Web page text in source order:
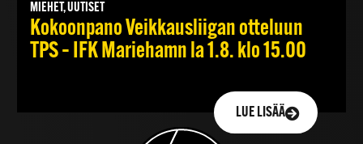
MIEHET, UUTISET
Kokoonpano Veikkausliigan otteluun
TPS – IFK Mariehamn la 1.8. klo 15.00
LUE LISÄÄ